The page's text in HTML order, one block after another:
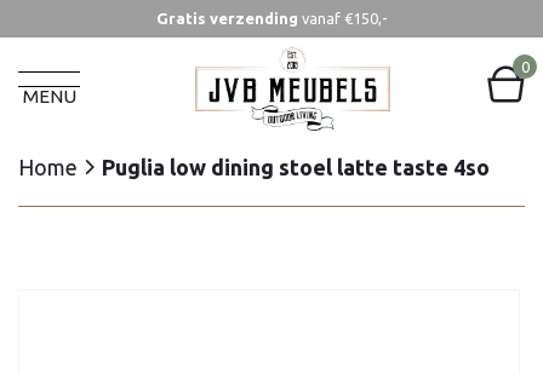
Gratis verzending vanaf €150,-
MENU
0
Home Puglia low dining stoel latte taste 4so
Home Puglia low dining stoel latte taste 4so